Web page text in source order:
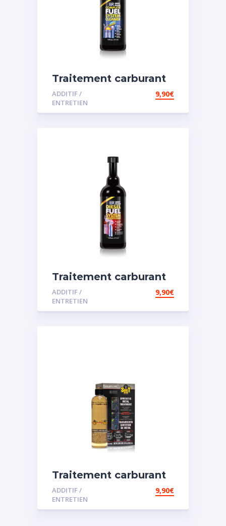
Traitement carburant
diesel et essence
ADDITIF /
ENTRETIEN
9,90€
Traitement carburant
spécial diesel
ADDITIF /
ENTRETIEN
9,90€
Traitement carburant
spécial essence
ADDITIF /
ENTRETIEN
9,90€